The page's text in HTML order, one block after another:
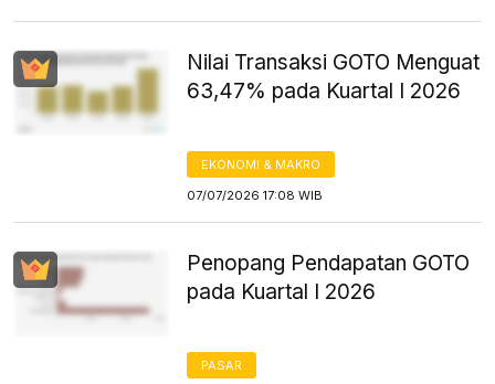
Nilai Transaksi GOTO Menguat
63,47% pada Kuartal I 2026
EKONOMI & MAKRO
07/07/2026 17:08 WIB
Penopang Pendapatan GOTO
pada Kuartal I 2026
PASAR